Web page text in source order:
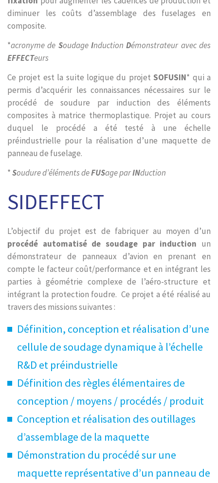
diminuer les coûts d’assemblage des fuselages en
composite.
*acronyme de SoudageInductionDémonstrateur avec des
EFFECTeurs
Ce projet est la suite logique du projetSOFUSIN* qui a
permis d’acquérir les connaissances nécessaires sur le
procédé de soudure par induction des éléments
composites à matrice thermoplastique. Projet au cours
duquel le procédé a été testé à une échelle
préindustrielle pour la réalisation d’une maquette de
panneau de fuselage.
*Soudure d’éléments deFUSage parINduction
SIDEFFECT
L’objectif du projet est de fabriquer au moyen d’un
procédé automatisé de soudage par induction un
démonstrateur de panneaux d’avion en prenant en
compte le facteur coût/performance et en intégrant les
parties à géométrie complexe de l’aéro-structure et
intégrant la protection foudre. Ce projet a été réalisé au
travers des missions suivantes :
Définition, conception et réalisation d’une
cellule de soudage dynamique à l’échelle
R&D et préindustrielle
Définition des règles élémentaires de
conception / moyens / procédés / produit
Conception et réalisation des outillages
d’assemblage de la maquette
Démonstration du procédé sur une
maquette représentative d’un panneau de